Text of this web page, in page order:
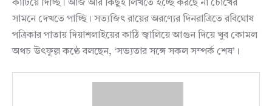
কাটিয়ে দিচ্ছি। আজ আর কিছুই লিখতে ইচ্ছে করছে না চোখের
সামনে দেখতে পাচ্ছি। সত্যজিৎ রায়ের অরণ্যের দিনরাত্রিতে রবিঘোষ
পত্রিকার পাতায় দিয়াশলাইয়ের কাঠি জ্বালিয়ে আগুন দিয়ে খুব কোমল
অথচ উৎফুল্ল কণ্ঠে বলছেন, ‘সভ্যতার সঙ্গে সকল সম্পর্ক শেষ’।